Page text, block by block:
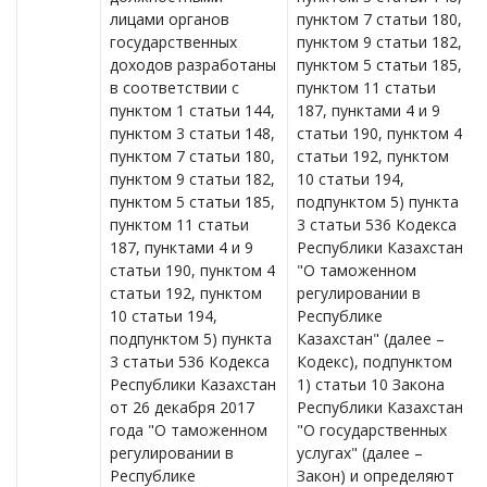
лицами органов
государственных
доходов разработаны
в соответствии с
пунктом 1 статьи 144,
пунктом 3 статьи 148,
пунктом 7 статьи 180,
пунктом 9 статьи 182,
пунктом 5 статьи 185,
пунктом 11 статьи
187, пунктами 4 и 9
статьи 190, пунктом 4
статьи 192, пунктом
10 статьи 194,
подпунктом 5) пункта
3 статьи 536 Кодекса
Республики Казахстан
от 26 декабря 2017
года "О таможенном
регулировании в
Республике
пунктом 7 статьи 180,
пунктом 9 статьи 182,
пунктом 5 статьи 185,
пунктом 11 статьи
187, пунктами 4 и 9
статьи 190, пунктом 4
статьи 192, пунктом
10 статьи 194,
подпунктом 5) пункта
3 статьи 536 Кодекса
Республики Казахстан
"О таможенном
регулировании в
Республике
Казахстан" (далее –
Кодекс), подпунктом
1) статьи 10 Закона
Республики Казахстан
"О государственных
услугах" (далее –
Закон) и определяют